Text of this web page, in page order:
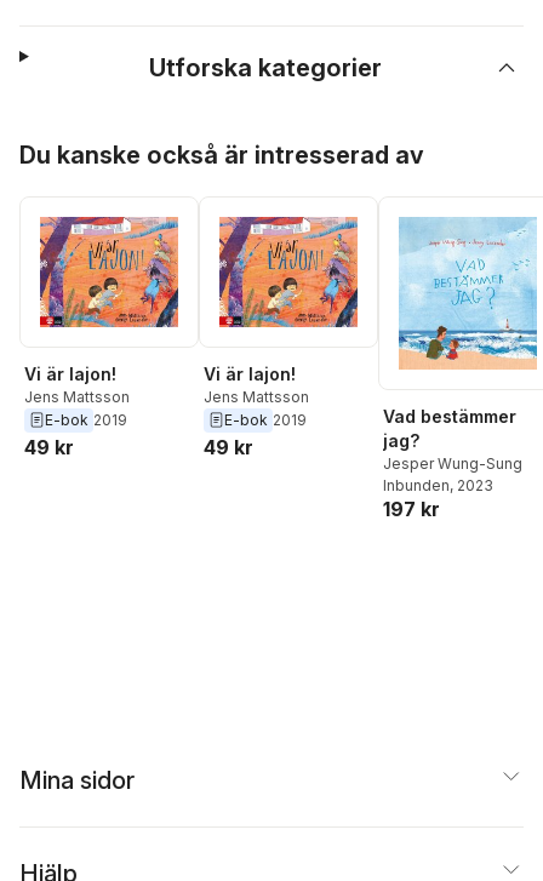
Utforska kategorier
Du kanske också är intresserad av
Vi är lajon!
Jens Mattsson
E-bok 2019
49 kr
Vi är lajon!
Jens Mattsson
E-bok 2019
49 kr
Vad bestämmer
jag?
Jesper Wung-Sung
Inbunden, 2023
197 kr
Mina sidor
Hjälp